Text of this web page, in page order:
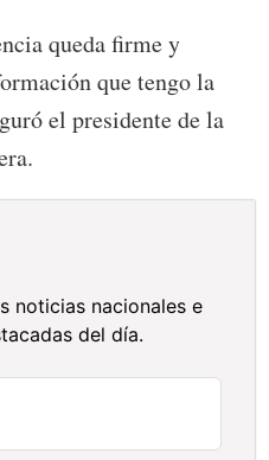
queda firme y
que tengo la
el presidente de la
noticias nacionales e
del día.